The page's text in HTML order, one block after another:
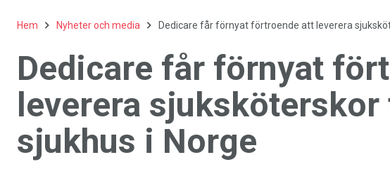
Hem Nyheter och media Dedicare får förnyat förtroende att leverera
Dedicare får förnyat
leverera
sjukhus i Norge